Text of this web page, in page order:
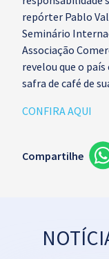
repórter Pablo
Seminário
Associação
revelou que o
safra de café de
CONFIRA AQUI
Compartilhe